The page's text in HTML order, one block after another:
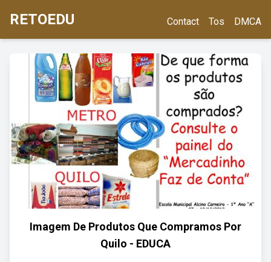
RETOEDU Contact Tos DMCA
Imagem De Produtos Que Compramos Por
Quilo - EDUCA